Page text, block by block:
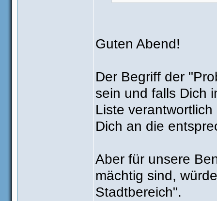
Guten Abend!
Der Begriff der
sein und falls Dich
Liste
Dich an die
Aber für unsere
mächtig sind,
Stadtbereich".